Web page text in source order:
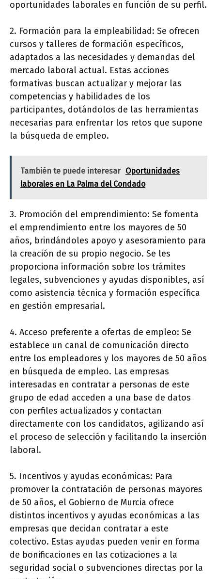
oportunidades laborales en función de su perfil.
2. Formación para la empleabilidad: Se ofrecen
cursos y talleres de formación específicos,
adaptados a las necesidades y demandas del
mercado laboral actual. Estas acciones
formativas buscan actualizar y mejorar las
competencias y habilidades de los
participantes, dotándolos de las herramientas
necesarias para enfrentar los retos que supone
la búsqueda de empleo.
También te puede interesar Oportunidades
laborales en La Palma del Condado
3. Promoción del emprendimiento: Se fomenta
el emprendimiento entre los mayores de 50
años, brindándoles apoyo y asesoramiento para
la creación de su propio negocio. Se les
proporciona información sobre los trámites
legales, subvenciones y ayudas disponibles, así
como asistencia técnica y formación específica
en gestión empresarial.
4. Acceso preferente a ofertas de empleo: Se
establece un canal de comunicación directo
entre los empleadores y los mayores de 50 años
en búsqueda de empleo. Las empresas
interesadas en contratar a personas de este
grupo de edad acceden a una base de datos
con perfiles actualizados y contactan
directamente con los candidatos, agilizando así
el proceso de selección y facilitando la inserción
laboral.
5. Incentivos y ayudas económicas: Para
promover la contratación de personas mayores
de 50 años, el Gobierno de Murcia ofrece
distintos incentivos y ayudas económicas a las
empresas que decidan contratar a este
colectivo. Estas ayudas pueden venir en forma
de bonificaciones en las cotizaciones a la
seguridad social o subvenciones directas por la